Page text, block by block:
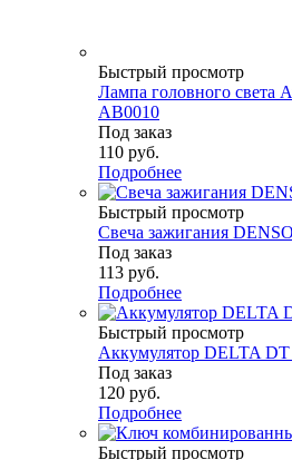
Быстрый просмотр
Лампа головного света
AB0010
Под заказ
110 руб.
Подробнее
Быстрый просмотр
Свеча зажигания
Под заказ
113 руб.
Подробнее
Быстрый просмотр
Аккумулятор DELTA DT
Под заказ
120 руб.
Подробнее
Быстрый просмотр